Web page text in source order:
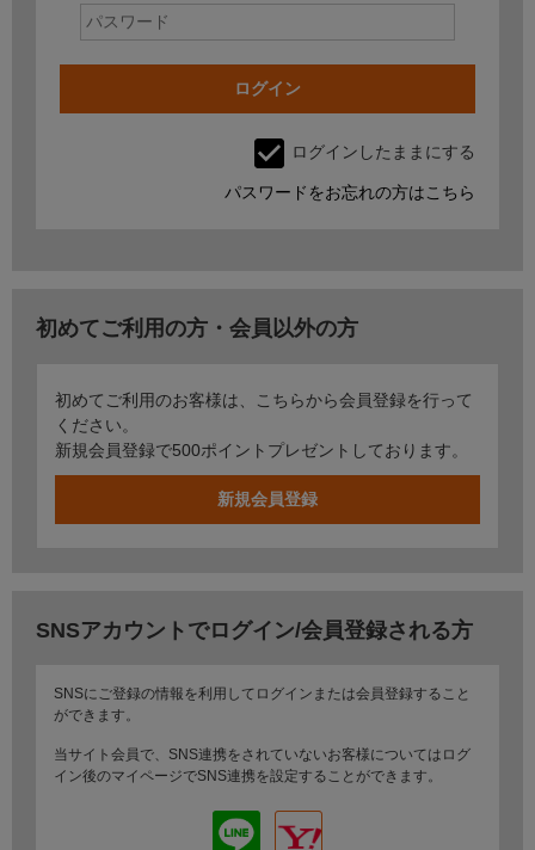
ログインしたままにする
パスワードをお忘れの方はこちら
SNSアカウントでログイン/会員登録される方
SNSにご登録の情報を利用してログインまたは会員登録すること
ができます。
当サイト会員で、SNS連携をされていないお客様についてはログ
イン後のマイページでSNS連携を設定することができます。
初めてご利用の方・会員以外の方
初めてご利用のお客様は、こちらから会員登録を行って
ください。
新規会員登録で500ポイントプレゼントしております。